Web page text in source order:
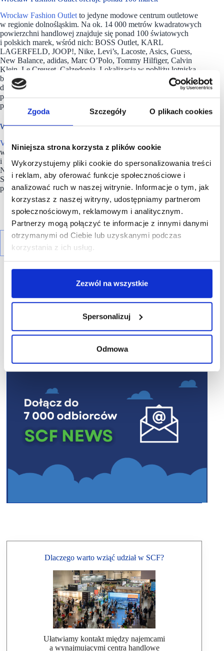
Zgoda Szczegóły O plikach cookies
Niniejsza strona korzysta z plików cookie
Wykorzystujemy pliki cookie do spersonalizowania treści
i reklam, aby oferować funkcje społecznościowe i
analizować ruch w naszej witrynie. Informacje o tym, jak
korzystasz z naszej witryny, udostępniamy partnerom
społecznościowym, reklamowym i analitycznym.
Partnerzy mogą połączyć te informacje z innymi danymi
otrzymanymi od Ciebie lub uzyskanymi podczas
korzystania z ich usług.
Zezwól na wszystkie
Spersonalizuj
Odmowa
Wrocław Fashion Outlet to jedyne modowe centrum outletowe
w regionie dolnośląskim. Na ok. 14 000 metrów kwadratowych
powierzchni handlowej znajduje się ponad 100 światowych
i polskich marek, wśród nich: BOSS Outlet, KARL
LAGERFELD, JOOP!, Nike, Levi’s, Lacoste, Asics, Guess,
New Balance, adidas, Marc O’Polo, Tommy Hilfiger, Calvin
Klein, Le Creuset, Calzedonia. Lokalizacja w pobliżu lotniska,
bliskość Autostradowej Obwodnicy Wrocławia, dogodny
dojazd komunikacją miejską i parking na 1 200 miejsc
pozwalają klientom dogodnie cieszyć się promocjami
przez cały rok.
W portfolio 11 outletów
VIA Outlets
została założona w 2014 roku. Jest w całości
własnością holenderskiego inwestora instytucjonalnego APG
i posiada 11 outletów z modą premium w Czechach,
Niemczech, Holandii, Norwegii, Portugalii, Polsce, Hiszpanii,
Szwecji i Szwajcarii, oferując ponad 1 100 sklepów na łącznej
powierzchni najmu wynoszącej 280 000 mkw.
R E K L A M A
Dlaczego warto wziąć udział w SCF?
Ułatwiamy kontakt między najemcami
a wynajmującymi centra handlowe